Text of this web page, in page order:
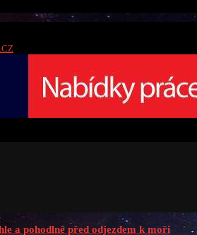
a pohodlně před odjezdem k moři